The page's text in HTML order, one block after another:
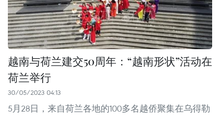
越南与荷兰建交50周年：“越南形状”活动在
荷兰举行
30/05/2023 04:13
5月28日，来自荷兰各地的100多名越侨聚集在乌得勒